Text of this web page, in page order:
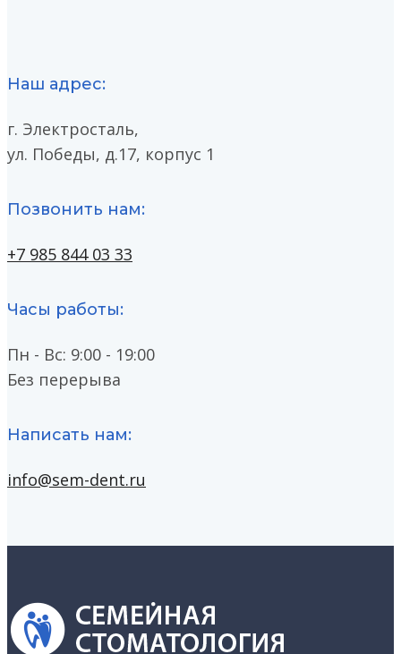
Наш адрес:
г. Электросталь,
ул. Победы, д.17, корпус 1
Позвонить нам:
+7 985 844 03 33
Часы работы:
Пн - Вс: 9:00 - 19:00
Без перерыва
Написать нам:
info@sem-dent.ru